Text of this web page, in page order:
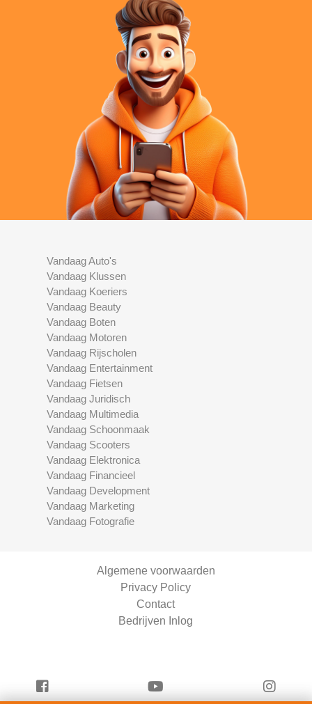
Vandaag Auto's
Vandaag Klussen
Vandaag Koeriers
Vandaag Beauty
Vandaag Boten
Vandaag Motoren
Vandaag Rijscholen
Vandaag Entertainment
Vandaag Fietsen
Vandaag Juridisch
Vandaag Multimedia
Vandaag Schoonmaak
Vandaag Scooters
Vandaag Elektronica
Vandaag Financieel
Vandaag Development
Vandaag Marketing
Vandaag Fotografie
Algemene voorwaarden
Privacy Policy
Contact
Bedrijven Inlog